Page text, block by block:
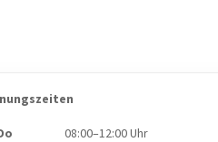
08:00–12:00 Uhr